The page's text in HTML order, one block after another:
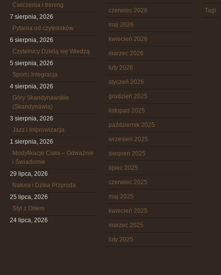
Ćwiczenia i trening
7 sierpnia, 2026
Pytania od czytelników
6 sierpnia, 2026
Czytelnicy Dzielą się Wiedzą
5 sierpnia, 2026
Sport i Integracja
4 sierpnia, 2026
Góry Skandynawskie
(Skandynawia)
3 sierpnia, 2026
Jazz i Improwizacja
1 sierpnia, 2026
Modyfikacje Ciała – Odważnie
i Świadomie
29 lipca, 2026
Natura i Dzika Przyroda
25 lipca, 2026
Styl z Orłem
24 lipca, 2026
czerwiec 2026
maj 2026
kwiecień 2026
marzec 2026
luty 2026
styczeń 2026
grudzień 2025
listopad 2025
październik 2025
wrzesień 2025
sierpień 2025
lipiec 2025
czerwiec 2025
maj 2025
kwiecień 2025
marzec 2025
luty 2025
Tagi